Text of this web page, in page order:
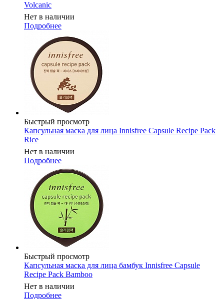
Volcanic
Нет в наличии
Подробнее
Быстрый просмотр
Капсульная маска для лица Innisfree Capsule Recipe Pack
Rice
Нет в наличии
Подробнее
Быстрый просмотр
Капсульная маска для лица бамбук Innisfree Capsule
Recipe Pack Bamboo
Нет в наличии
Подробнее